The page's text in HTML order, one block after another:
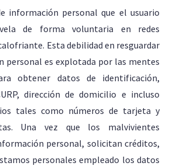
información personal que el usuario
de forma voluntaria en redes
Esta debilidad en resguardar
personal es explotada por las mentes
obtener datos de identificación,
dirección de domicilio e incluso
tales como números de tarjeta y
Una vez que los malvivientes
personal, solicitan créditos,
personales empleado los datos